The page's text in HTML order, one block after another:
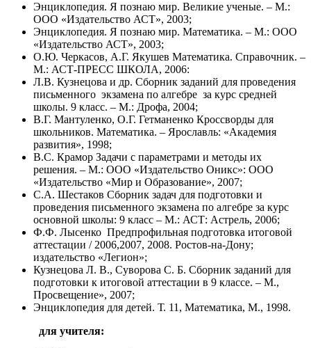
Энциклопедия. Я познаю мир. Великие ученые. – М.:
ООО «Издательство АСТ», 2003;
Энциклопедия. Я познаю мир. Математика. – М.: ООО
«Издательство АСТ», 2003;
О.Ю. Черкасов, А.Г. Якушев Математика. Справочник. –
М.: АСТ-ПРЕСС ШКОЛА, 2006:
Л.В. Кузнецова и др. Сборник заданий для проведения
письменного экзамена по алгебре за курс средней
школы. 9 класс. – М.: Дрофа, 2004;
В.Г. Мантуленко, О.Г. Гетманенко Кроссворды для
школьников. Математика. – Ярославль: «Академия
развития», 1998;
В.С. Крамор Задачи с параметрами и методы их
решения. – М.: ООО «Издательство Оникс»: ООО
«Издательство «Мир и Образование», 2007;
С.А. Шестаков Сборник задач для подготовки и
проведения письменного экзамена по алгебре за курс
основной школы: 9 класс – М.: АСТ: Астрель, 2006;
Ф.Ф. Лысенко Предпрофильная подготовка итоговой
аттестации / 2006,2007, 2008. Ростов-на-Дону;
издательство «Легион»;
Кузнецова Л. В., Суворова С. Б. Сборник заданий для
подготовки к итоговой аттестации в 9 классе. – М.,
Просвещение», 2007;
Энциклопедия для детей. Т. 11, Математика, М., 1998.
для учителя: